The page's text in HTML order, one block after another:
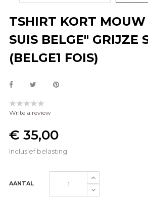
TSHIRT KORT MOUW
SUIS BELGE" GRIJZE
(BELGE1 FOIS)
Write a review
€ 35,00
Inclusief belasting
AANTAL